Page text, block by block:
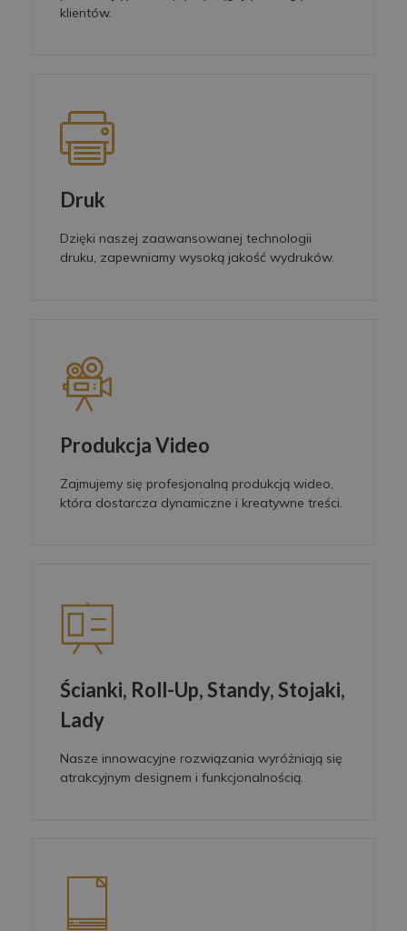
klientów.
Druk
Dzięki naszej zaawansowanej technologii
druku, zapewniamy wysoką jakość wydruków.
Produkcja Video
Zajmujemy się profesjonalną produkcją wideo,
która dostarcza dynamiczne i kreatywne treści.
Ścianki, Roll-Up, Standy, Stojaki,
Lady
Nasze innowacyjne rozwiązania wyróżniają się
atrakcyjnym designem i funkcjonalnością.